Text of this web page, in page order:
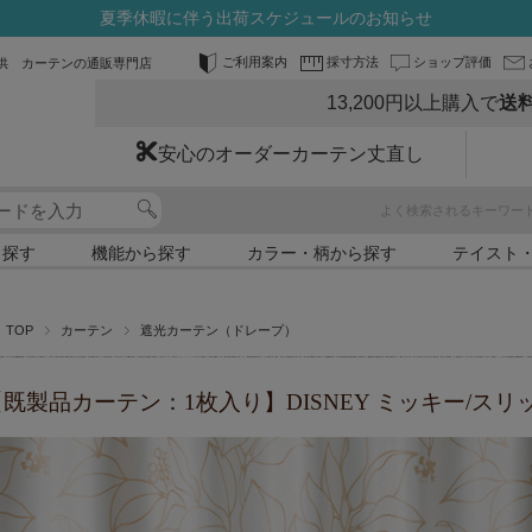
夏季休暇に伴う出荷スケジュールのお知らせ
カーテンの通販専門店 ご利用案内 採寸方法 ショップ評価
13,200円以上購入で送
安心のオーダーカーテン丈直し
よく検索されるキーワー
す 機能から探す カラー・柄から探す テイスト
TOP カーテン 遮光カーテン（ドレープ）
製品カーテン：1枚入り】DISNEY ミッキー/スリ